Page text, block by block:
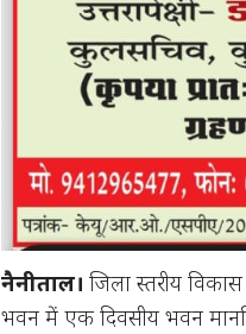
नैनीताल। जिला स्तरीय विकास
भवन में एक दिवसीय भवन